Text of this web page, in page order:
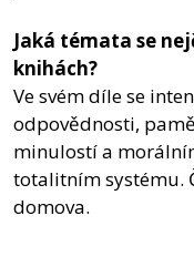
Jaká témata se
knihách?
Ve svém díle se
odpovědnosti,
minulostí a
totalitním systému.
domova.